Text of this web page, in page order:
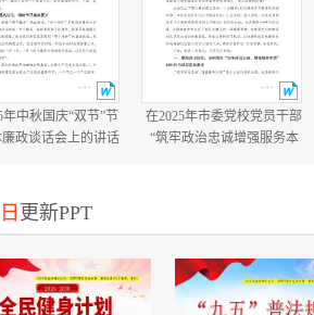
年中秋国庆“双节”节
政谈话会上的讲话
在2025年市委党校党员干部
“筑牢政治忠诚增强服务本
更新PPT